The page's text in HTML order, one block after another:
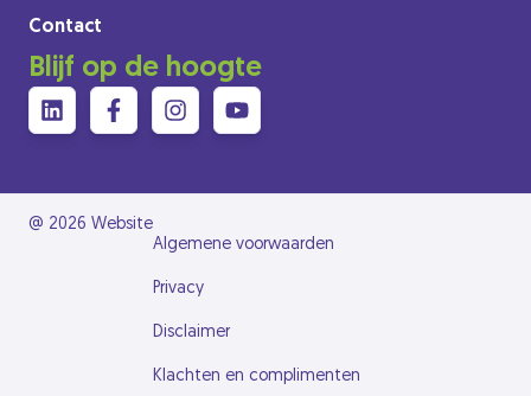
Contact
Blijf op de hoogte
@ 2026 Website
Algemene voorwaarden
Privacy
Disclaimer
Klachten en complimenten